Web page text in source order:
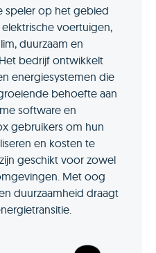
speler op het gebied
voertuigen,
duurzaam en
bedrijf ontwikkelt
energiesystemen die
behoefte aan
software en
gebruikers om hun
en kosten te
geschikt voor zowel
Met oog
duurzaamheid draagt